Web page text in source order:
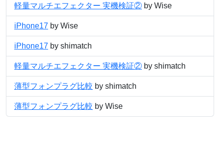
軽量マルチエフェクター 実機検証② by Wise
iPhone17 by Wise
iPhone17 by shimatch
軽量マルチエフェクター 実機検証② by shimatch
薄型フォンプラグ比較 by shimatch
薄型フォンプラグ比較 by Wise